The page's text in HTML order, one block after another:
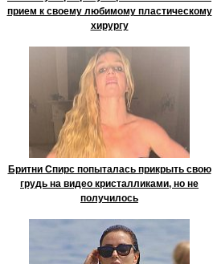
прием к своему любимому пластическому
хирургу
Бритни Спирс попыталась прикрыть свою
грудь на видео кристалликами, но не
получилось